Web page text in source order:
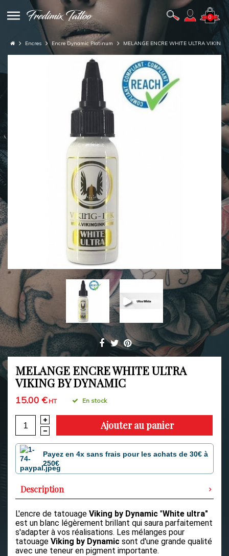
0
Encres Encre Dynamic Platinum MELANGE ENCRE WHITE ULTRA VIKING
MELANGE ENCRE WHITE ULTRA
VIKING BY DYNAMIC
15.00 €HT En stock
Ajouter au panier
Payez en 4x sans frais pour les achats de 30€ à
250€
Description
L'encre de tatouage Viking by Dynamic "White ultra"
est un blanc légèrement brillant qui saura parfaitement
s'adapter à vos réalisations. Les mélanges pour
tatouage Viking by Dynamic sont d'une grande qualité
avec une teneur en pigment importante.